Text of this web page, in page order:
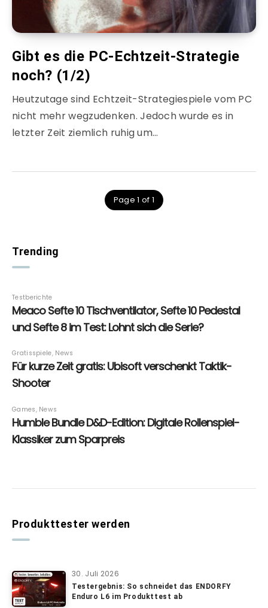
Gibt es die PC-Echtzeit-Strategie
noch? (1/2)
Heutzutage sind Echtzeit-Strategiespiele vom PC
nicht mehr wegzudenken. Jedoch wurde es in
letzter Zeit ziemlich ruhig um…
Page 1 of 1
Trending
Produkttester werden
30. Juli 2026
Testergebnis: So schneidet das ENDORFY
Enduro L6 im Produkttest ab